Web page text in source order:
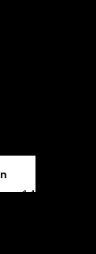
146, 8006